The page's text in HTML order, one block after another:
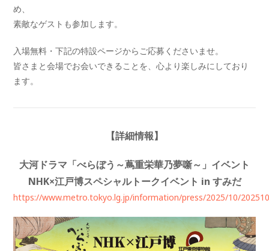
め、
素敵なゲストも参加します。
入場無料・下記の特設ページからご応募くださいませ。
皆さまと会場でお会いできることを、心より楽しみにしており
ます。
【詳細情報】
大河ドラマ「べらぼう～蔦重栄華乃夢噺～」イベント
NHK×江戸博スペシャルトークイベント in すみだ
https://www.metro.tokyo.lg.jp/information/press/2025/10/